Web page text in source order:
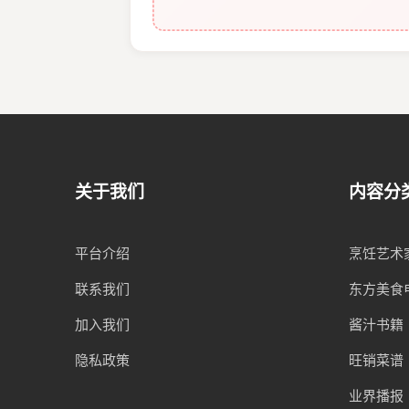
关于我们
平台介绍
联系我们
加入我们
隐私政策
内容分
烹饪艺术
东方美食
酱汁书籍
旺销菜谱
业界播报